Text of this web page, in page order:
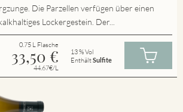
Die Parzellen verfügen über einen
Lockergestein. Der...
0.75 L Flasche
33,50 €
44.67€/L
13 % Vol
EnthältSulfite